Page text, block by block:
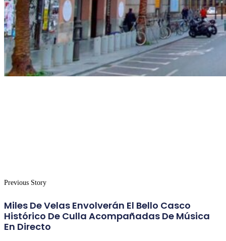
Previous Story
Miles De Velas Envolverán El Bello Casco
Histórico De Culla Acompañadas De Música
En Directo